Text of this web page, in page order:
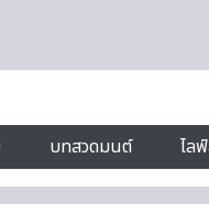
บทสวดมนต์ ไล